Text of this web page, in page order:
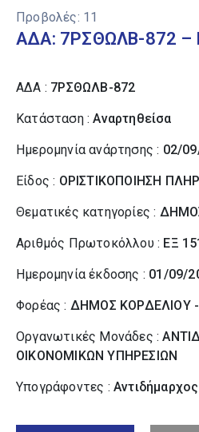
Προβολές: 11
ΑΔΑ: 7ΡΣΘΩΛΒ-872 –
ΑΔΑ : 7ΡΣΘΩΛΒ-872
Κατάσταση :Αναρτηθείσα
Ημερομηνία ανάρτησης : 02/
Είδος : ΟΡΙΣΤΙΚΟΠΟΙΗΣΗ
Θεματικές κατηγορίες :
Αριθμός Πρωτοκόλλου : ΕΞ
Ημερομηνία έκδοσης : 01/09/
Φορέας : ΔΗΜΟΣ ΚΟΡΔΕΛΙΟΥ
Οργανωτικές Μονάδες :
ΟΙΚΟΝΟΜΙΚΩΝ ΥΠΗΡΕΣΙΩΝ
Υπογράφοντες :